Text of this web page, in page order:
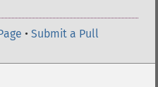
• Submit a Pull